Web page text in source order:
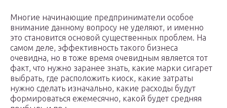
Многие начинающие предприниматели особое
внимание данному вопросу не уделяют, и именно
это становится основой существенных проблем. На
самом деле, эффективность такого бизнеса
очевидна, но в тоже время очевидным является тот
факт, что нужно заранее знать, какие марки сигарет
выбрать, где расположить киоск, какие затраты
нужно сделать изначально, какие расходы будут
формироваться ежемесячно, какой будет средняя